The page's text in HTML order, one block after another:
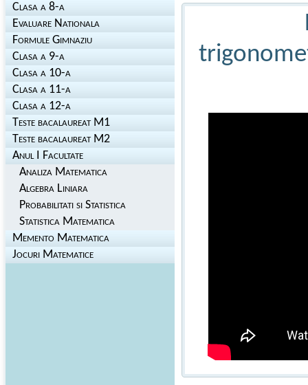
Clasa a 8-a
Evaluare Nationala
Formule Gimnaziu
Clasa a 9-a
Clasa a 10-a
Clasa a 11-a
Clasa a 12-a
Teste bacalaureat M1
Teste bacalaureat M2
Anul I Facultate
Analiza Matematica
Algebra Liniara
Probabilitati si Statistica
Statistica Matematica
Memento Matematica
Jocuri Matematice